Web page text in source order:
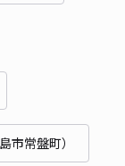
市常盤町）